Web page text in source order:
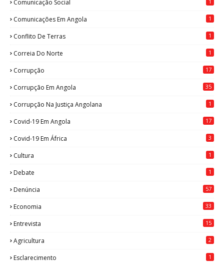
Comunicação Social
Comunicações Em Angola 1
Conflito De Terras 1
Correia Do Norte 1
Corrupção 17
Corrupção Em Angola 35
Corrupção Na Justiça Angolana 1
Covid-19 Em Angola 17
Covid-19 Em África 3
Cultura 1
Debate 1
Denúncia 57
Economia 33
Entrevista 15
Agricultura 2
Esclarecimento 1